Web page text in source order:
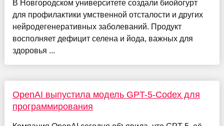
В Новгородском университете создали биойогурт
для профилактики умственной отсталости и других
нейродегенеративных заболеваний. Продукт
восполняет дефицит селена и йода, важных для
здоровья ...
OpenAI выпустила модель GPT-5-Codex для
программирования